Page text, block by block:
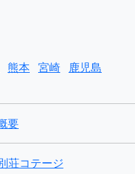
熊本 宮崎
鹿児島
要
荘コテージ